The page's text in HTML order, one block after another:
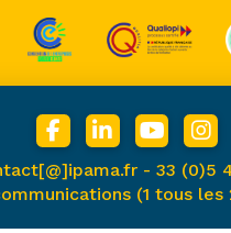
- 33 (0)5
(1 tous